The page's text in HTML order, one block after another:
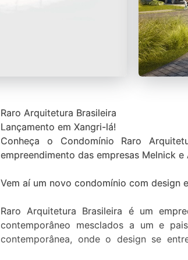
Raro Arquitetura Brasileira
Lançamento em Xangri-lá!
Conheça o Condomínio Raro
empreendimento das empresas Melnick e
Vem aí um novo condomínio com design
Raro Arquitetura Brasileira é um
contemporâneo mesclados a um e
contemporânea, onde o design se